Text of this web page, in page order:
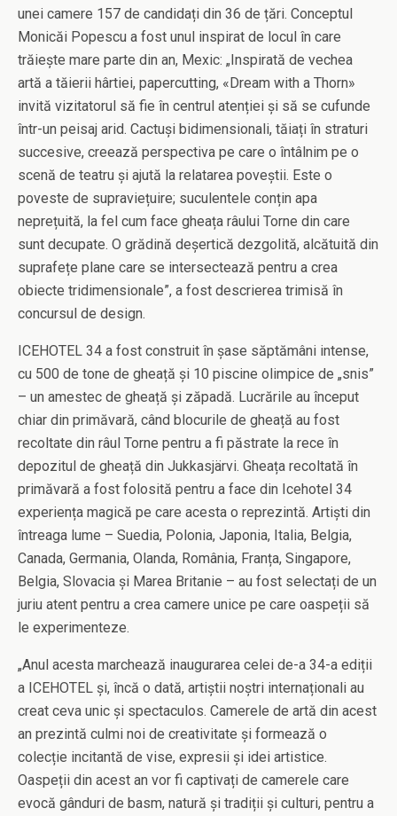
unei camere 157 de candidați din 36 de țări. Conceptul
Monicăi Popescu a fost unul inspirat de locul în care
trăiește mare parte din an, Mexic: „Inspirată de vechea
artă a tăierii hârtiei, papercutting, «Dream with a Thorn»
invită vizitatorul să fie în centrul atenției și să se cufunde
într-un peisaj arid. Cactuși bidimensionali, tăiați în straturi
succesive, creează perspectiva pe care o întâlnim pe o
scenă de teatru și ajută la relatarea poveștii. Este o
poveste de supraviețuire; suculentele conțin apa
neprețuită, la fel cum face gheața râului Torne din care
sunt decupate. O grădină deșertică dezgolită, alcătuită din
suprafețe plane care se intersectează pentru a crea
obiecte tridimensionale”, a fost descrierea trimisă în
concursul de design.
ICEHOTEL 34 a fost construit în șase săptămâni intense,
cu 500 de tone de gheață și 10 piscine olimpice de „snis”
– un amestec de gheață și zăpadă. Lucrările au început
chiar din primăvară, când blocurile de gheață au fost
recoltate din râul Torne pentru a fi păstrate la rece în
depozitul de gheață din Jukkasjärvi. Gheața recoltată în
primăvară a fost folosită pentru a face din Icehotel 34
experiența magică pe care acesta o reprezintă. Artiști din
întreaga lume – Suedia, Polonia, Japonia, Italia, Belgia,
Canada, Germania, Olanda, România, Franța, Singapore,
Belgia, Slovacia și Marea Britanie – au fost selectați de un
juriu atent pentru a crea camere unice pe care oaspeții să
le experimenteze.
„Anul acesta marchează inaugurarea celei de-a 34-a ediții
a ICEHOTEL și, încă o dată, artiștii noștri internaționali au
creat ceva unic și spectaculos. Camerele de artă din acest
an prezintă culmi noi de creativitate și formează o
colecție incitantă de vise, expresii și idei artistice.
Oaspeții din acest an vor fi captivați de camerele care
evocă gânduri de basm, natură și tradiții și culturi, pentru a